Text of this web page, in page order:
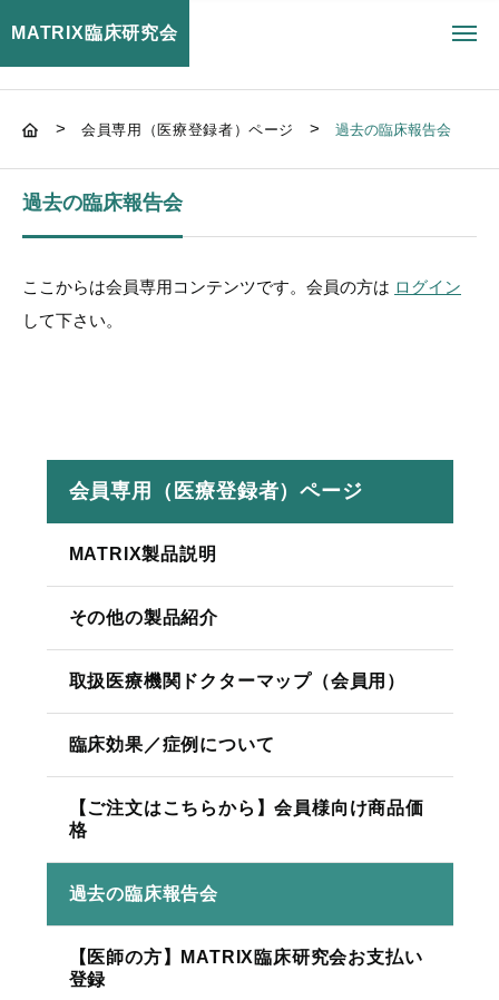
MATRIX臨床研究会
> 会員専用（医療登録者）ページ > 過去の臨床報告会
過去の臨床報告会
ここからは会員専用コンテンツです。会員の方は ログイン
して下さい。
会員専用（医療登録者）ページ
MATRIX製品説明
その他の製品紹介
取扱医療機関ドクターマップ（会員用）
臨床効果／症例について
【ご注文はこちらから】会員様向け商品価
格
過去の臨床報告会
【医師の方】MATRIX臨床研究会お支払い
登録